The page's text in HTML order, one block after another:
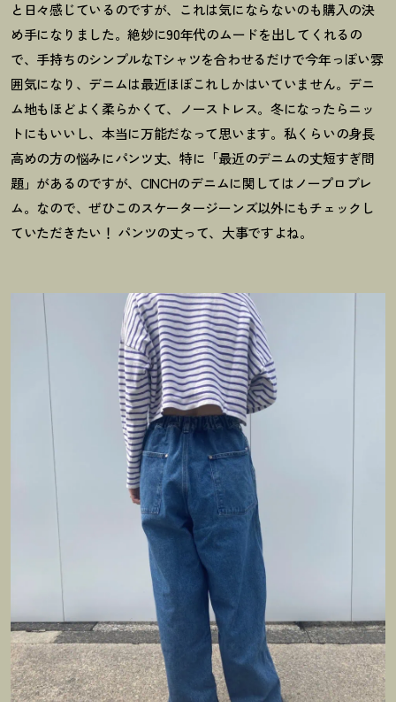
と日々感じているのですが、これは気にならないのも購入の決
め手になりました。絶妙に90年代のムードを出してくれるの
で、手持ちのシンプルなTシャツを合わせるだけで今年っぽい雰
囲気になり、デニムは最近ほぼこれしかはいていません。デニ
ム地もほどよく柔らかくて、ノーストレス。冬になったらニッ
トにもいいし、本当に万能だなって思います。私くらいの身長
高めの方の悩みにパンツ丈、特に「最近のデニムの丈短すぎ問
題」があるのですが、CINCHのデニムに関してはノープロブレ
ム。なので、ぜひこのスケータージーンズ以外にもチェックし
ていただきたい ！ パンツの丈って、大事ですよね。